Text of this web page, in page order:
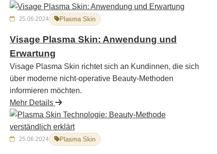
25.06.2024 Plasma Skin
Visage Plasma Skin: Anwendung und
Erwartung
Visage Plasma Skin richtet sich an Kundinnen, die sich
über moderne nicht-operative Beauty-Methoden
informieren möchten.
Mehr Details
25.06.2024 Plasma Skin